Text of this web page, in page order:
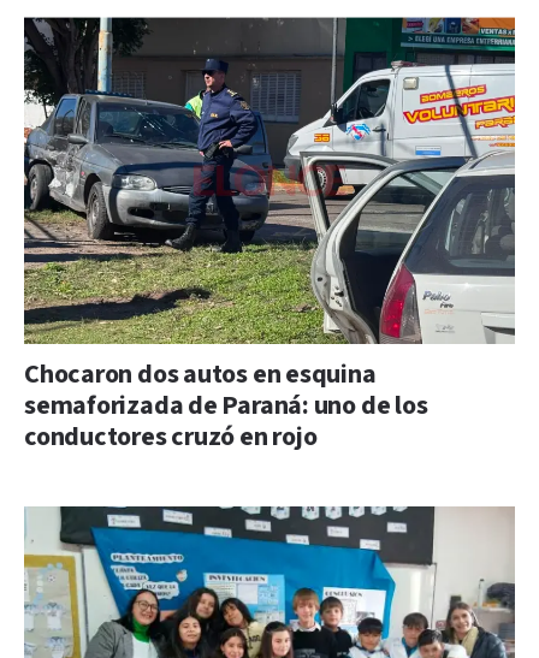
Chocaron dos autos en esquina
semaforizada de Paraná: uno de los
conductores cruzó en rojo